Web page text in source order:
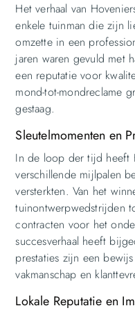
Het verhaal van
enkele tuinman die zijn
omzette in een
jaren waren gevuld met
een reputatie voor
mond-tot-mondreclame
gestaag.
Sleutelmomenten en
In de loop der tijd heeft
verschillende mijlpalen
versterkten. Van het
tuinontwerpwedstrijden
contracten voor het
succesverhaal heeft
prestaties zijn een
vakmanschap en
Lokale Reputatie en